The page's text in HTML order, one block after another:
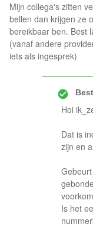
Mijn collega's zitten
bellen dan krijgen ze
bereikbaar ben. Best
(vanaf andere
iets als ingesprek)
Hoi
Dat is
zijn en
Is het